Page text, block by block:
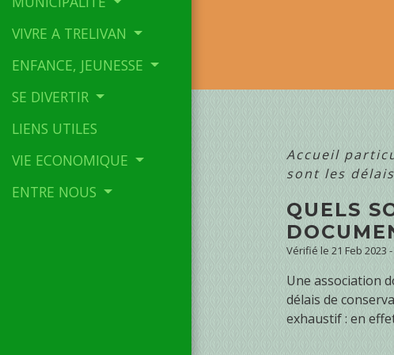
VIVRE A TRELIVAN
ENFANCE, JEUNESSE
SE DIVERTIR
LIENS UTILES
VIE ECONOMIQUE
ENTRE NOUS
Accueil
sont les
QUELS
Vérifié le 21 Feb
Une association
délais de
exhaustif : en